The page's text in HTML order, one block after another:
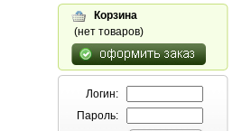
Корзина
(нет товаров)
Логин:
Пароль: